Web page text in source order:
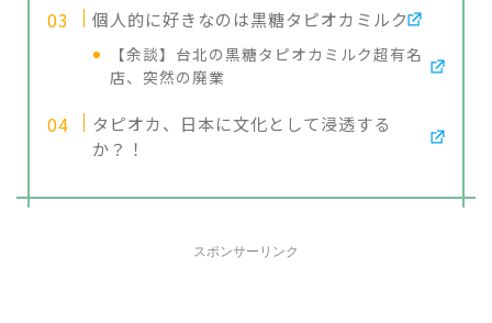
個人的に好きなのは黒糖タピオカミルク
【余談】台北の黒糖タピオカミルク超有名
店、突然の廃業
タピオカ、日本に文化として浸透する
か？！
スポンサーリンク